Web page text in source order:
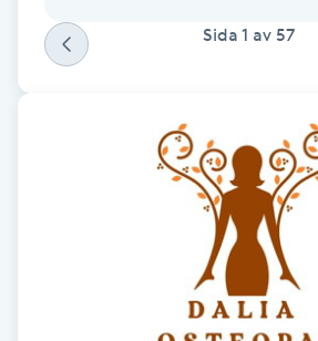
Hollywood Peel
Hot Stone Massage
Sida 1 av 57